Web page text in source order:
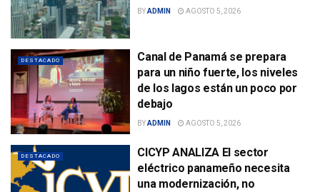
BYADMIN AGOSTO 5, 2026
DESTACADO
Canal de Panamá se prepara
para un niño fuerte, los niveles
de los lagos están un poco por
debajo
BYADMIN AGOSTO 5, 2026
DESTACADO
CICYP ANALIZA El sector
eléctrico panameño necesita
una modernización, no